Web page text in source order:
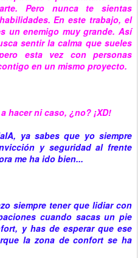
Pero nunca te sientas
En este trabajo, el
un enemigo muy grande. Así
sentir la calma que sueles
esta vez con personas
en un mismo proyecto.
hacer ni caso, ¿no? ¡XD!
ya sabes que yo siempre
y seguridad al frente
me ha ido bien...
siempre tener que lidiar con
cuando sacas un pie
y has de esperar que ese
la zona de confort se ha